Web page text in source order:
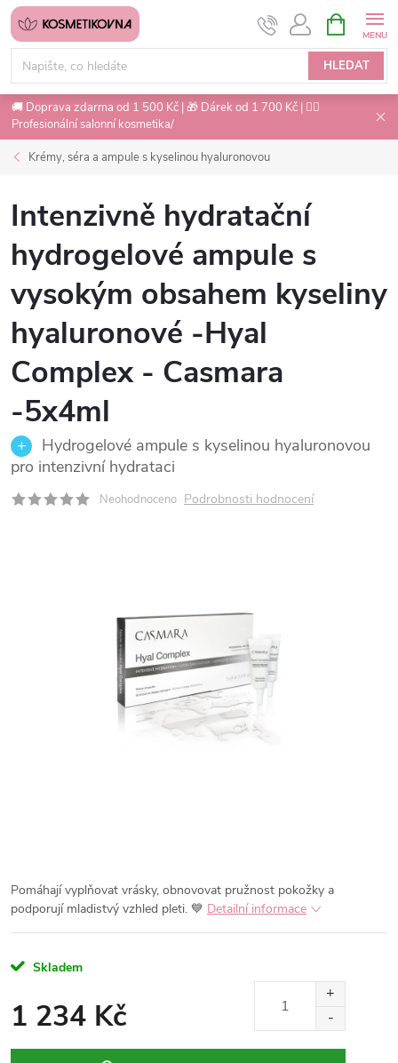
Přejít
obsah
HLEDAT
NÁKUPNÍ
KOŠÍK
🚚 Doprava zdarma od 1 500 Kč | 🎁 Dárek od 1 700 Kč | 💇‍♀️
Profesionální salonní kosmetika/
Krémy, séra a ampule s kyselinou hyaluronovou
Intenzivně hydratační
hydrogelové ampule s
vysokým obsahem kyseliny
hyaluronové -Hyal
Complex - Casmara
-5x4ml
Hydrogelové ampule s kyselinou hyaluronovou
pro intenzivní hydrataci
Neohodnoceno Podrobnosti hodnocení
Pomáhají vyplňovat vrásky, obnovovat pružnost pokožky a
podporují mladistvý vzhled pleti. 💙 Detailní informace
Skladem
1 234 Kč